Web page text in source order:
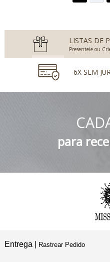
LISTAS DE
Presenteie ou
6X SEM
FRETE
para
Entrega | Rastrear Pedido